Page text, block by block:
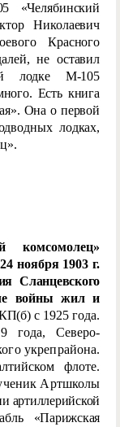
«Челябинский
Николаевич
Красного
не оставил
лодке М-105
Есть книга
Она о первой
лодках,
комсомолец»
ноября 1903 г.
Сланцевского
войны жил и
с 1925 года.
года, Северо-
укрепрайона.
флоте.
Артшколы
артиллерийской
«Парижская